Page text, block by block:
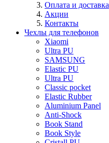
Оплата и доставка
Акции
Контакты
Чехлы для телефонов
Xiaomi
Ultra PU
SAMSUNG
Elastic PU
Ultra PU
Classic pocket
Elastic Rubber
Aluminium Panel
Anti-Shock
Book Stand
Book Style